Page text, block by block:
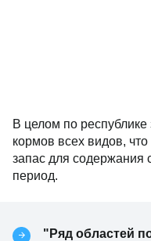
В целом по республике
кормов всех видов,
запас для содержания
период.
"Ряд областей